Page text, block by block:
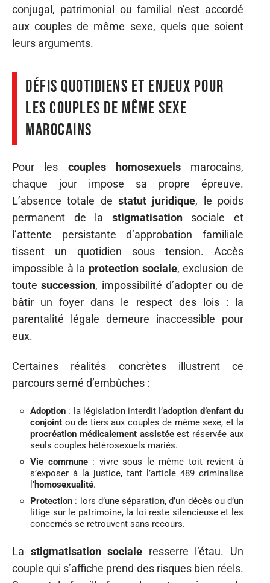
conjugal, patrimonial ou familial n’est accordé
aux couples de même sexe, quels que soient
leurs arguments.
Défis quotidiens et enjeux pour
les couples de même sexe
marocains
Pour les couples homosexuelsmarocains,
chaque jour impose sa propre épreuve.
L’absence totale de statut juridique, le poids
permanent de la stigmatisationsociale et
l’attente persistante d’approbation familiale
tissent un quotidien sous tension. Accès
impossible à la protection sociale, exclusion de
toutesuccession, impossibilité d’adopter ou de
bâtir un foyer dans le respect des lois : la
parentalité légale demeure inaccessible pour
eux.
Certaines réalités concrètes illustrent ce
parcours semé d’embûches :
Adoption : la législation interdit l’adoption d’enfant du
conjoint ou de tiers aux couples de même sexe, et la
procréation médicalement assistéeest réservée aux
seuls couples hétérosexuels mariés.
Vie commune: vivre sous le même toit revient à
s’exposer à la justice, tant l’article 489 criminalise
l’homosexualité.
Protection : lors d’une séparation, d’un décès ou d’un
litige sur le patrimoine, la loi reste silencieuse et les
concernés se retrouvent sans recours.
La stigmatisation sociale resserre l’étau. Un
couple qui s’affiche prend des risques bien réels.